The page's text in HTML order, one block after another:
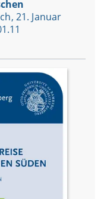
21. Januar